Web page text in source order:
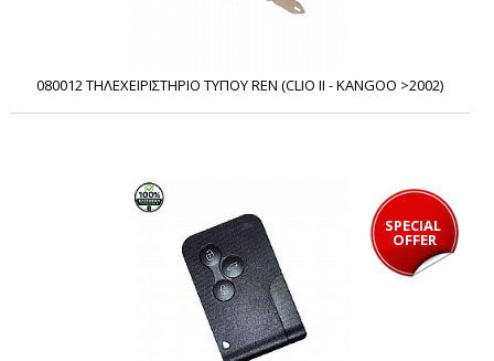
080012 ΤΗΛΕΧΕΙΡΙΣΤΗΡΙΟ ΤΥΠΟΥ REN (CLIO II - KANGOO >2002)
SPECIAL
OFFER